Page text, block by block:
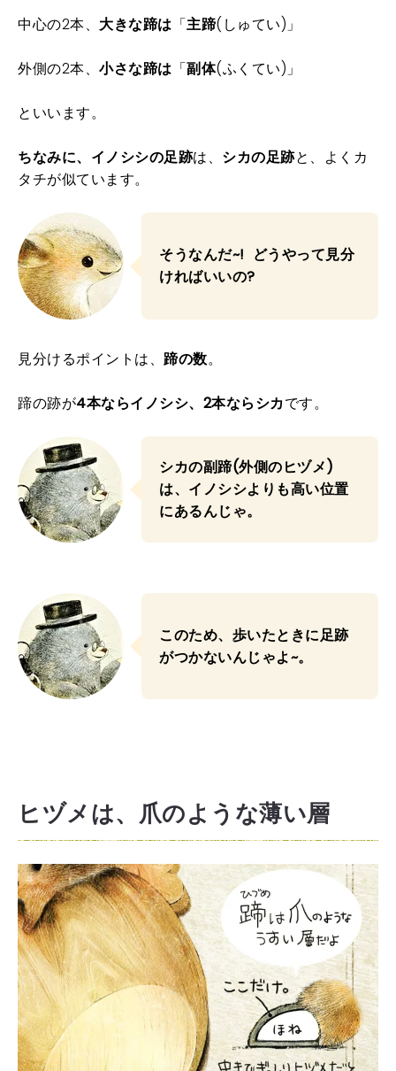
中心の2本、 大きな蹄は 「主蹄(しゅてい)」
外側の2本、 小さな蹄は 「副体(ふくてい)」
といいます。
ちなみに、イノシシの足跡は、 シカの足跡と、よくカ
タチが似ています。
そうなんだ~! どうやって見分
ければいいの?
見分けるポイントは、 蹄の数。
蹄の跡が4本ならイノシシ、2本ならシカです。
シカの副蹄(外側のヒヅメ)
は、イノシシよりも高い位置
にあるんじゃ。
このため、歩いたときに足跡
がつかないんじゃよ~。
ヒヅメは、爪のような薄い層